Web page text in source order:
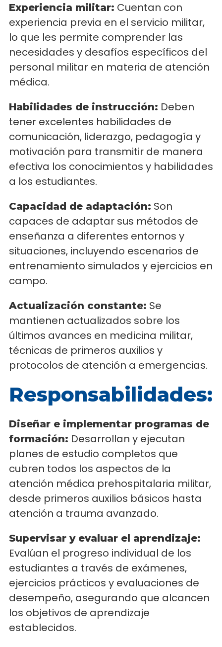
Experiencia militar: Cuentan con
experiencia previa en el servicio militar,
lo que les permite comprender las
necesidades y desafíos específicos del
personal militar en materia de atención
médica.
Habilidades de instrucción: Deben
tener excelentes habilidades de
comunicación, liderazgo, pedagogía y
motivación para transmitir de manera
efectiva los conocimientos y habilidades
a los estudiantes.
Capacidad de adaptación: Son
capaces de adaptar sus métodos de
enseñanza a diferentes entornos y
situaciones, incluyendo escenarios de
entrenamiento simulados y ejercicios en
campo.
Actualización constante: Se
mantienen actualizados sobre los
últimos avances en medicina militar,
técnicas de primeros auxilios y
protocolos de atención a emergencias.
Responsabilidades:
Diseñar e implementar programas de
formación: Desarrollan y ejecutan
planes de estudio completos que
cubren todos los aspectos de la
atención médica prehospitalaria militar,
desde primeros auxilios básicos hasta
atención a trauma avanzado.
Supervisar y evaluar el aprendizaje:
Evalúan el progreso individual de los
estudiantes a través de exámenes,
ejercicios prácticos y evaluaciones de
desempeño, asegurando que alcancen
los objetivos de aprendizaje
establecidos.